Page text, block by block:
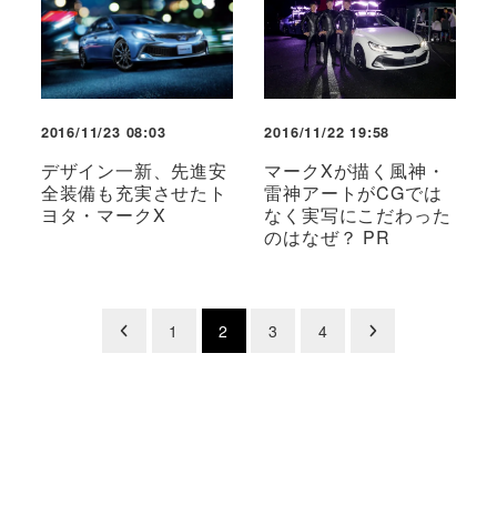
2016/11/23 08:03
デザイン一新、先進安
全装備も充実させたト
ヨタ・マークX
2016/11/22 19:58
マークXが描く風神・
雷神アートがCGでは
なく実写にこだわった
のはなぜ？ PR
1 2 3 4